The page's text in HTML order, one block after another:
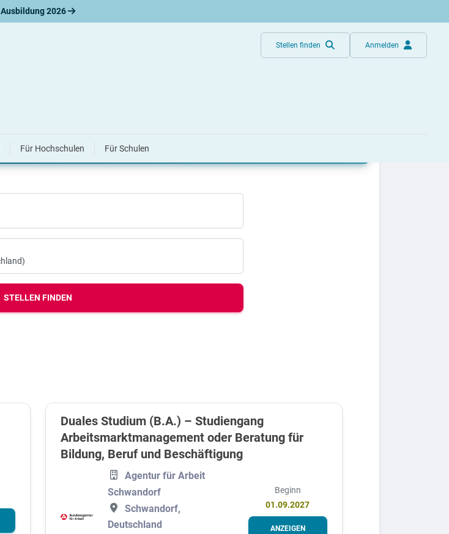
Ausbildung 2026
Stellen finden Anmelden
Für Hochschulen Für Schulen
STELLEN FINDEN
Duales Studium (B.A.) – Studiengang
Arbeitsmarktmanagement oder Beratung für
Bildung, Beruf und Beschäftigung
Agentur für Arbeit
Schwandorf
Schwandorf,
Deutschland
Beginn
01.09.2027
ANZEIGEN